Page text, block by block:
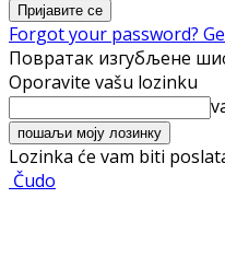
Forgot your password?
Повратак изгубљене
Oporavite vašu lozinku
Lozinka će vam biti
Čudo